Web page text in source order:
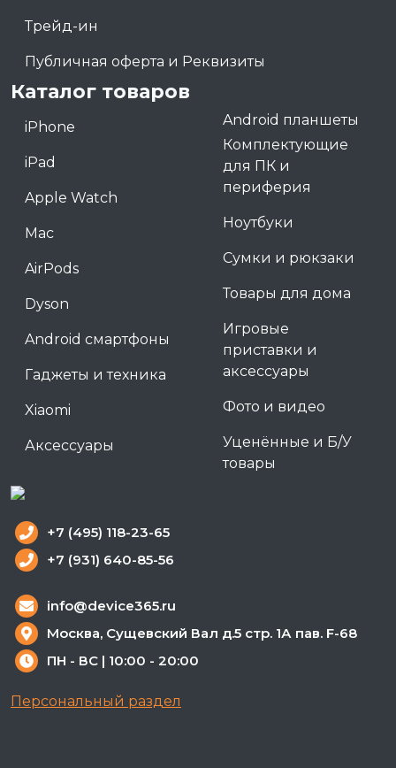
Трейд-ин
Публичная оферта и Реквизиты
Каталог товаров
iPhone
iPad
Apple Watch
Mac
AirPods
Dyson
Android смартфоны
Гаджеты и техника
Xiaomi
Аксессуары
Android планшеты
Комплектующие
для ПК и
периферия
Ноутбуки
Сумки и рюкзаки
Товары для дома
Игровые
приставки и
аксессуары
Фото и видео
Уценённые и Б/У
товары
+7 (495) 118-23-65
+7 (931) 640-85-56
info@device365.ru
Москва, Сущевский Вал д.5 стр. 1А пав. F-68
ПН - ВС | 10:00 - 20:00
Персональный раздел